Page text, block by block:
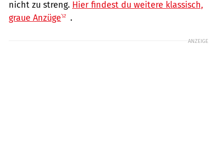
nicht zu streng. Hier findest du weitere klassisch,
graue Anzüge
.
ANZEIGE